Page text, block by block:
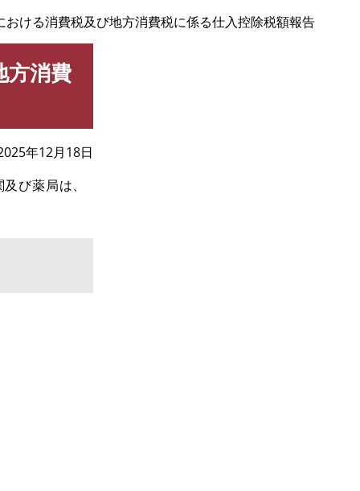
ける消費税及び地方消費税に係る仕入控除税額報告
方消費
年12月18日
び薬局は、